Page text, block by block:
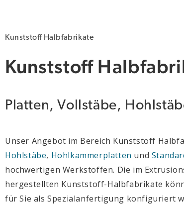
Kunststoff Halbfabrikate
Kunststoff
Platten, Vollstäbe,
Unser Angebot im Bereich Kunststoff
Hohlstäbe, Hohlkammerplatten und
hochwertigen Werkstoffen. Die im
hergestellten Kunststoff-Halbfabrikate
für Sie als Spezialanfertigung konfiguriert